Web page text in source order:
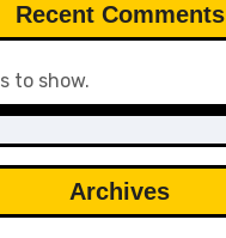
Recent Comments
to show.
Archives